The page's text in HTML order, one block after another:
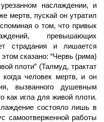
наслаждении, и
мертв, пускай он утратил
о том, что привык
превышающих
страдания и лишается
сказано: “Червь (рима)
плоти” (Талмуд, трактат
человек мертв, и он
вызванного душевным
как игла для живой плоти.
состояло лишь в
самоотверженной работы